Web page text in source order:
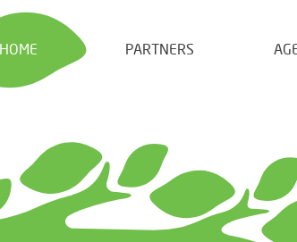
HOME PARTNERS